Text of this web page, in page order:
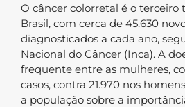
O câncer colorretal é o
Brasil, com cerca de 45.630
diagnosticados a cada ano,
Nacional do Câncer (Inca). A
frequente entre as mulheres,
casos, contra 21.970 nos
a população sobre a